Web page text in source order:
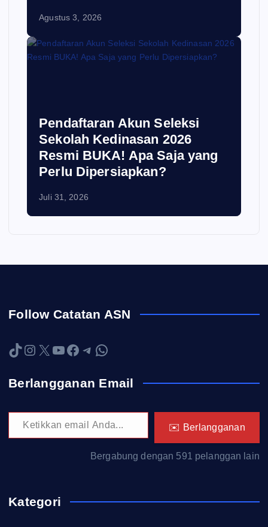
Agustus 3, 2026
Pendaftaran Akun Seleksi
Sekolah Kedinasan 2026
Resmi BUKA! Apa Saja yang
Perlu Dipersiapkan?
Juli 31, 2026
Follow Catatan ASN
TikTok Instagram X YouTube Facebook Telegram WhatsApp
Berlangganan Email
Ketikkan email Anda...
✉️ Berlangganan
Bergabung dengan 591 pelanggan lain
Kategori